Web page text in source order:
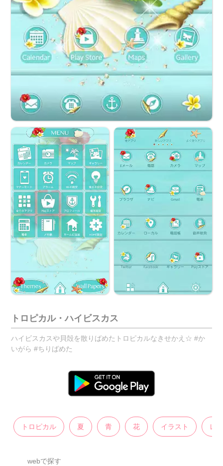
トロピカル・ハイビスカス
ハイビスカスや貝殻を散りばめたトロピカルなきせかえ☆ #か
いがら #ちりばめた
トロピカル 夏 青 花 イラスト レ
webで探す